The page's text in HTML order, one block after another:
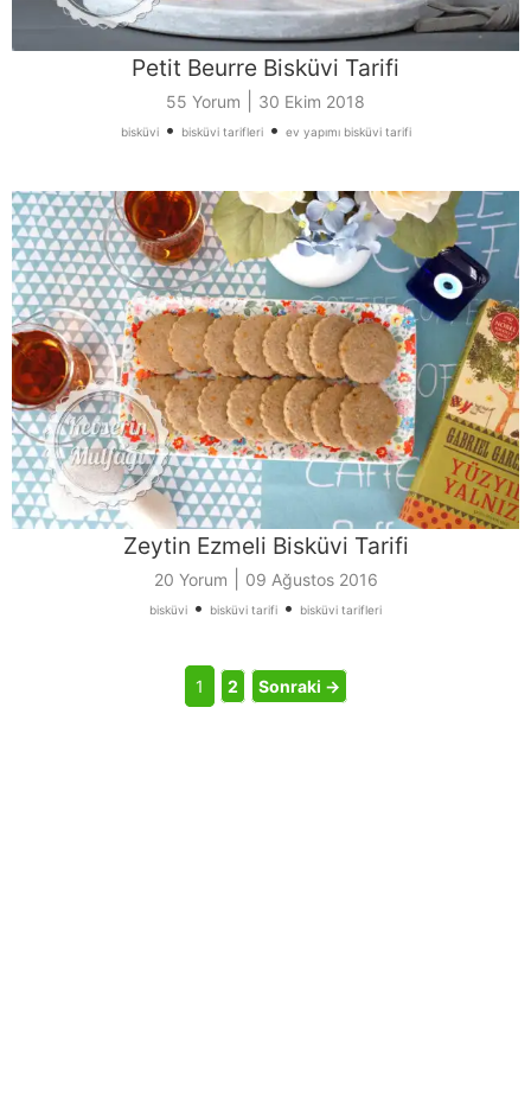
Petit Beurre Bisküvi Tarifi
55 Yorum 30 Ekim 2018
bisküvi• bisküvi tarifleri• ev yapımı bisküvi tarifi
Zeytin Ezmeli Bisküvi Tarifi
20 Yorum 09 Ağustos 2016
bisküvi • bisküvi tarifi • bisküvi tarifleri
1 2 Sonraki →